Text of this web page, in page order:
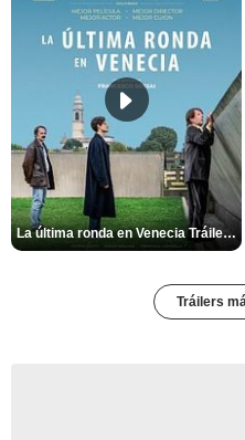
La última ronda en Venecia Tráiler VOSE
Tráilers